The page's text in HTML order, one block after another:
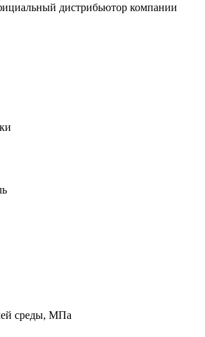
дистрибьютор компании
среды, МПа